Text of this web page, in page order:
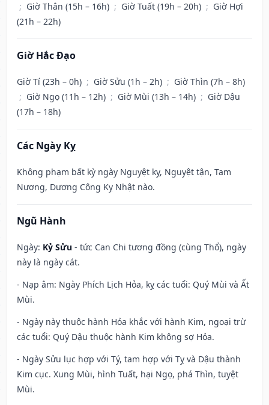
; Giờ Thân (15h – 16h) ; Giờ Tuất (19h – 20h) ; Giờ Hợi
(21h – 22h)
Giờ Hắc Đạo
Giờ Tí (23h – 0h) ; Giờ Sửu (1h – 2h) ; Giờ Thìn (7h – 8h)
; Giờ Ngọ (11h – 12h) ; Giờ Mùi (13h – 14h) ; Giờ Dậu
(17h – 18h)
Các Ngày Kỵ
Không phạm bất kỳ ngày Nguyệt kỵ, Nguyệt tận, Tam
Nương, Dương Công Kỵ Nhật nào.
Ngũ Hành
Ngày: Kỷ Sửu - tức Can Chi tương đồng (cùng Thổ), ngày
này là ngày cát.
- Nạp âm: Ngày Phích Lịch Hỏa, kỵ các tuổi: Quý Mùi và Ất
Mùi.
- Ngày này thuộc hành Hỏa khắc với hành Kim, ngoại trừ
các tuổi: Quý Dậu thuộc hành Kim không sợ Hỏa.
- Ngày Sửu lục hợp với Tý, tam hợp với Tỵ và Dậu thành
Kim cục. Xung Mùi, hình Tuất, hại Ngọ, phá Thìn, tuyệt
Mùi.